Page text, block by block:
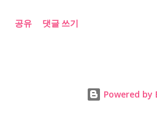
공유 댓글 쓰기
Powered by